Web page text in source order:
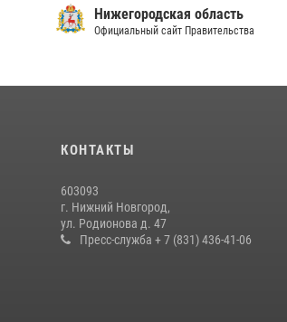
Нижегородская область
Официальный сайт Правительства
КОНТАКТЫ
603093
г. Нижний Новгород,
ул. Родионова д. 47
Пресс-служба + 7 (831) 436-41-06